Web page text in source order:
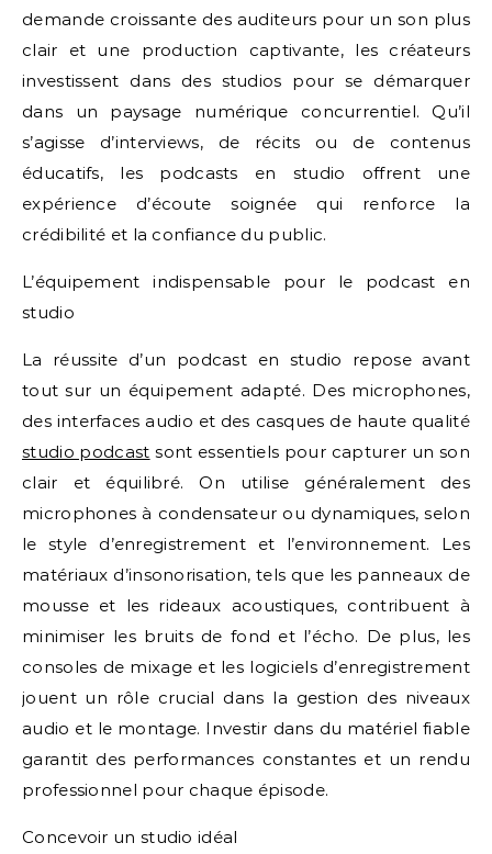
demande croissante des auditeurs pour un son plus
clair et une production captivante, les créateurs
investissent dans des studios pour se démarquer
dans un paysage numérique concurrentiel. Qu’il
s’agisse d’interviews, de récits ou de contenus
éducatifs, les podcasts en studio offrent une
expérience d’écoute soignée qui renforce la
crédibilité et la confiance du public.
L’équipement indispensable pour le podcast en
studio
La réussite d’un podcast en studio repose avant
tout sur un équipement adapté. Des microphones,
des interfaces audio et des casques de haute qualité
studio podcast sont essentiels pour capturer un son
clair et équilibré. On utilise généralement des
microphones à condensateur ou dynamiques, selon
le style d’enregistrement et l’environnement. Les
matériaux d’insonorisation, tels que les panneaux de
mousse et les rideaux acoustiques, contribuent à
minimiser les bruits de fond et l’écho. De plus, les
consoles de mixage et les logiciels d’enregistrement
jouent un rôle crucial dans la gestion des niveaux
audio et le montage. Investir dans du matériel fiable
garantit des performances constantes et un rendu
professionnel pour chaque épisode.
Concevoir un studio idéal